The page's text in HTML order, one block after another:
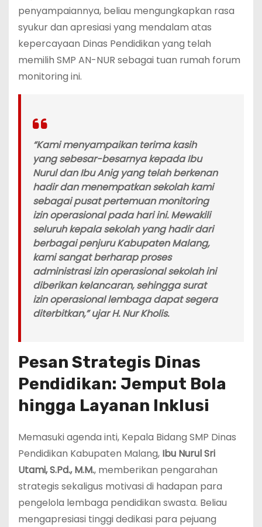
penyampaiannya, beliau mengungkapkan rasa
syukur dan apresiasi yang mendalam atas
kepercayaan Dinas Pendidikan yang telah
memilih SMP AN-NUR sebagai tuan rumah forum
monitoring ini.
“Kami menyampaikan terima kasih
yang sebesar-besarnya kepada Ibu
Nurul dan Ibu Anig yang telah berkenan
hadir dan menempatkan sekolah kami
sebagai pusat pertemuan monitoring
izin operasional pada hari ini. Mewakili
seluruh kepala sekolah yang hadir dari
berbagai penjuru Kabupaten Malang,
kami sangat berharap proses
administrasi izin operasional sekolah ini
diberikan kelancaran, sehingga surat
izin operasional lembaga dapat segera
diterbitkan,” ujar H. Nur Kholis.
Pesan Strategis Dinas
Pendidikan: Jemput Bola
hingga Layanan Inklusi
Memasuki agenda inti, Kepala Bidang SMP Dinas
Pendidikan Kabupaten Malang, Ibu Nurul Sri
Utami, S.Pd., M.M., memberikan pengarahan
strategis sekaligus motivasi di hadapan para
pengelola lembaga pendidikan swasta. Beliau
mengapresiasi tinggi dedikasi para pejuang